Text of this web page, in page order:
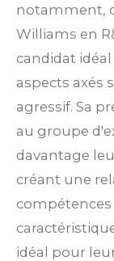
notamment,
Williams en
candidat
aspects axés
agressif. Sa
au groupe
davantage
créant une
idéal pour